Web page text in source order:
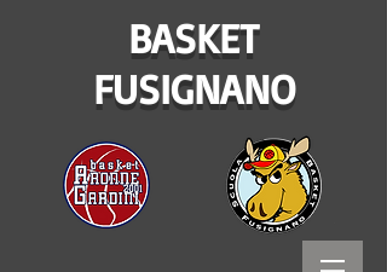
BASKET
FUSIGNANO